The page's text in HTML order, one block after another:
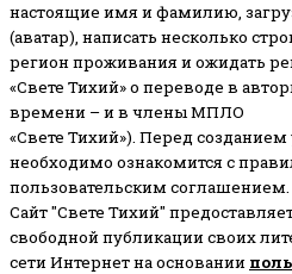
настоящие имя и фамилию,
(аватар), написать несколько
регион проживания и ожидать
«Свете Тихий» о переводе в
времени – и в члены МПЛО
«Свете Тихий»). Перед созданием
необходимо ознакомится с
пользовательским соглашением.
Сайт "Свете Тихий"
свободной публикации своих
сети Интернет на основании